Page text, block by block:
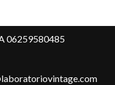
06259580485